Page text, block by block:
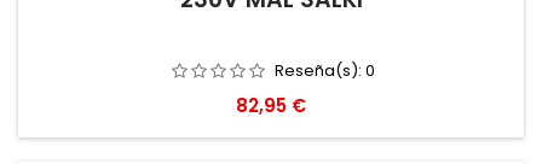
Reseña(s): 0
Precio
82,95 €